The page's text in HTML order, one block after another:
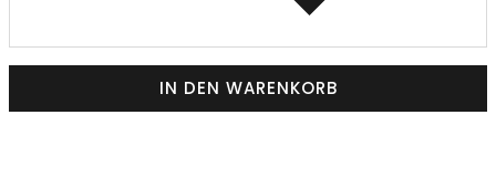
IN DEN WARENKORB